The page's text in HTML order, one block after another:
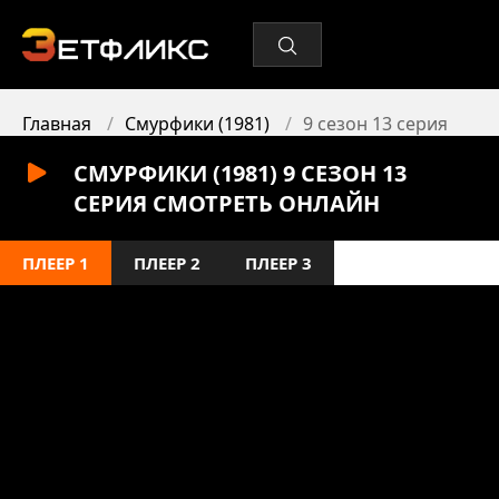
Главная Смурфики (1981) 9 сезон 13 серия
СМУРФИКИ (1981) 9 СЕЗОН 13
СЕРИЯ СМОТРЕТЬ ОНЛАЙН
ПЛЕЕР 1 ПЛЕЕР 2 ПЛЕЕР 3